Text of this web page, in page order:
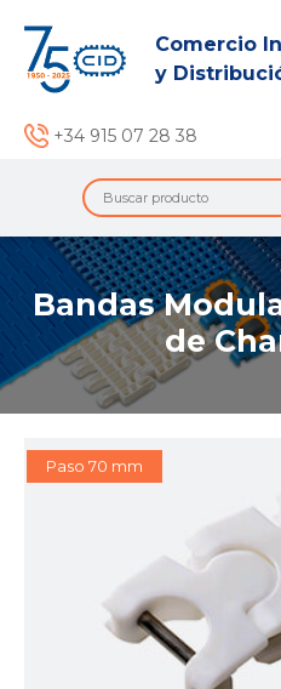
Comercio
y
+34 915 07 28 38
Bandas
de
Paso 70 mm